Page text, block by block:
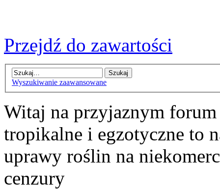
Przejdź do zawartości
Wyszukiwanie zaawansowane
Witaj na przyjaznym
tropikalne i egzotyczne to
uprawy roślin na
cenzury